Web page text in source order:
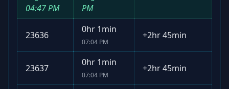
04:47 PM
PM
23636
0hr 1min
07:04 PM
+2hr 45min
23637
0hr 1min
07:04 PM
+2hr 45min